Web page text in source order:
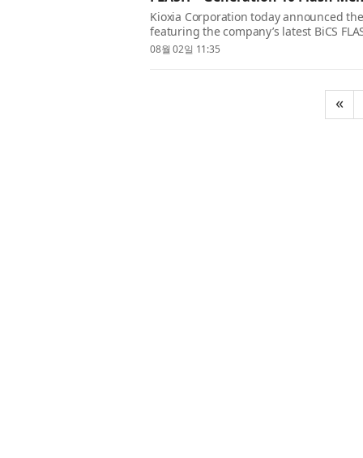
Kioxia Corporation today announced
featuring the company’s latest BiCS
demanding enterprise and AI
08월 02일 11:35
«